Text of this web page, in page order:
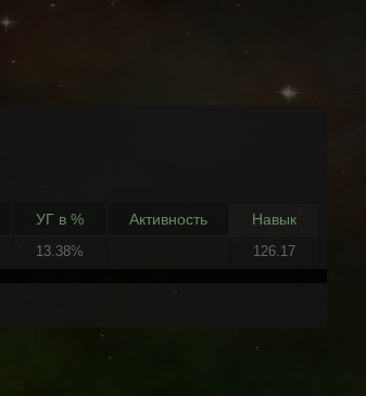
УГ в % Активность Навык
13.38% 126.17